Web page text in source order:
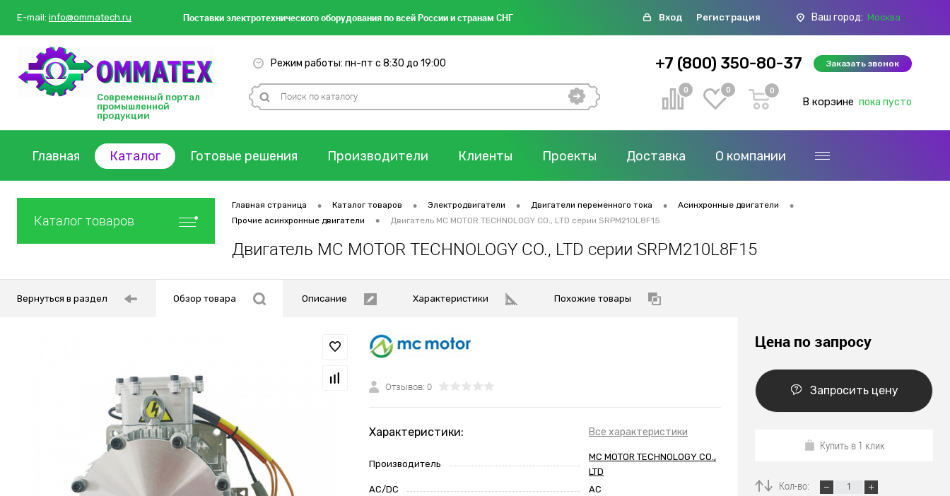
E-mail: info@ommatech.ru Поставкиэлектротехнического оборудования по всей России и странам СНГ Вход Регистрация Ваш город: Москва
Современный портал
промышленной
продукции
Режим работы: пн-пт с 8:30 до 19:00 +7 (800) 350-80-37 Заказать звонок
0 0 0
В корзине пока пусто
Главная Каталог Готовые решения Производители Клиенты Проекты Доставка О компании
Каталог товаров
Главная страница • Каталог товаров • Электродвигатели • Двигатели переменного тока • Асинхронные двигатели •
Прочие асинхронные двигатели • Двигатель MC MOTOR TECHNOLOGY CO., LTD серии SRPM210L8F15
Двигатель MC MOTOR TECHNOLOGY CO., LTD серии SRPM210L8F15
Вернуться в раздел Обзор товара Описание Характеристики Похожие товары
Отзывов: 0
Характеристики: Все характеристики
Производитель
MC MOTOR TECHNOLOGY CO.,
LTD
AC/DC
AC
Цена по запросу
Запросить цену
Купить в 1 клик
Кол-во: